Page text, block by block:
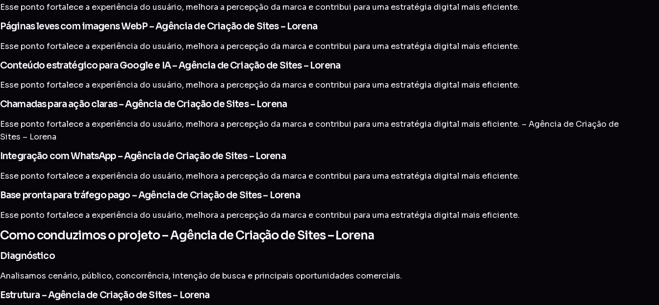
Esse ponto fortalece a experiência do usuário, melhora a percepção da marca e contribui para uma estratégia digital mais eficiente.
Páginas leves com imagens WebP – Agência de Criação de Sites – Lorena
Esse ponto fortalece a experiência do usuário, melhora a percepção da marca e contribui para uma estratégia digital mais eficiente.
Conteúdo estratégico para Google e IA – Agência de Criação de Sites – Lorena
Esse ponto fortalece a experiência do usuário, melhora a percepção da marca e contribui para uma estratégia digital mais eficiente.
Chamadas para ação claras – Agência de Criação de Sites – Lorena
Esse ponto fortalece a experiência do usuário, melhora a percepção da marca e contribui para uma estratégia digital mais eficiente. – Agência de Criação de
Sites – Lorena
Integração com WhatsApp – Agência de Criação de Sites – Lorena
Esse ponto fortalece a experiência do usuário, melhora a percepção da marca e contribui para uma estratégia digital mais eficiente.
Base pronta para tráfego pago – Agência de Criação de Sites – Lorena
Esse ponto fortalece a experiência do usuário, melhora a percepção da marca e contribui para uma estratégia digital mais eficiente.
Como conduzimos o projeto – Agência de Criação de Sites – Lorena
Diagnóstico
Analisamos cenário, público, concorrência, intenção de busca e principais oportunidades comerciais.
Estrutura – Agência de Criação de Sites – Lorena